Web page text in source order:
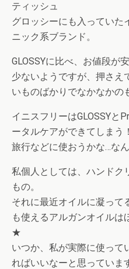
ティッシュ
グロッシーにも入っていた
ニック系ブランド。
GLOSSYに比べ、お値段が
少ないようですが、押さえ
いものばかりでなかなかの
イニスフリーはGLOSSYと
ータルケアができてしまう！
旅行などに使おうかな…な
私個人としては、ハンドク
もの。
それに最近オイルに凝って
も使えるアルガンオイルは
★
いつか、私が実際に使って
ればいいなーと思っていま